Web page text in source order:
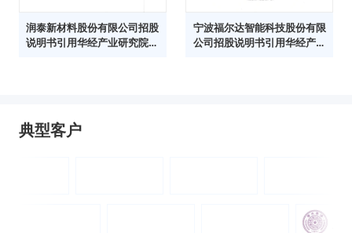
润泰新材料股份有限公司招股
说明书引用华经产业研究院数
宁波福尔达智能科技股份有限
公司招股说明书引用华经产业
典型客户